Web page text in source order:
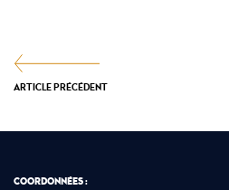
ARTICLE PRÉCÉDENT
COORDONNÉES :